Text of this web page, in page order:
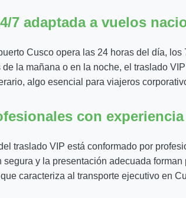
7 adaptada a vuelos
Cusco opera las 24 horas del día,
de la mañana o en la noche, el traslado
algo esencial para viajeros
con
traslado VIP está conformado por
y la presentación adecuada
caracteriza al transporte ejecutivo en